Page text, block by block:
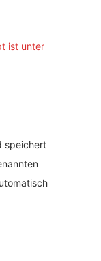
ist unter
speichert